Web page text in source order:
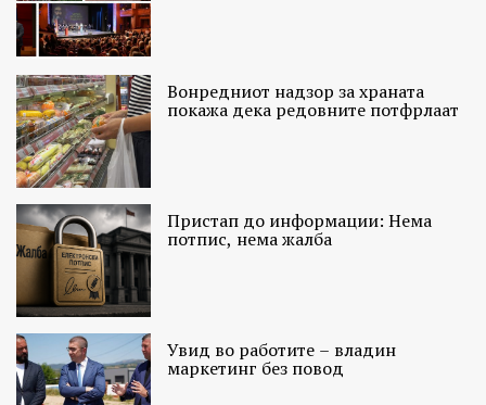
Вонредниот надзор за храната
покажа дека редовните потфрлаат
Пристап до информации: Нема
потпис, нема жалба
Увид во работите – владин
маркетинг без повод